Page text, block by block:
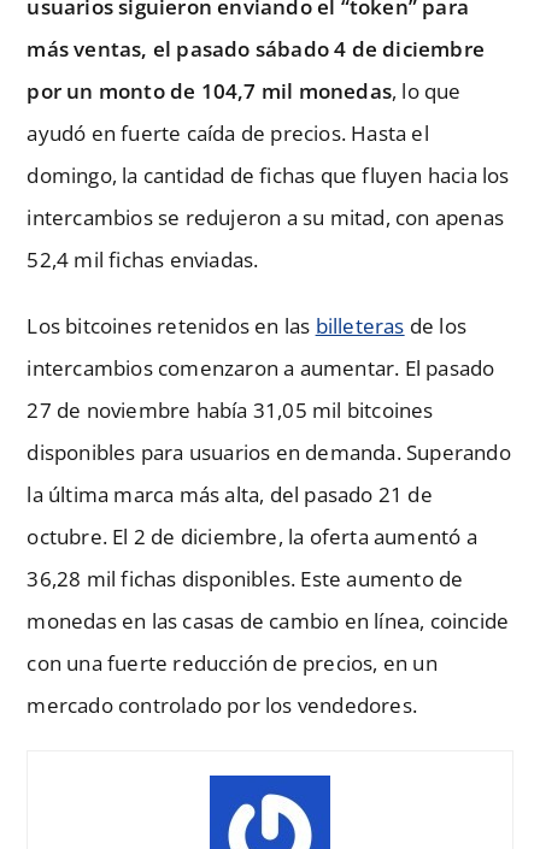
usuarios siguieron enviando el “token” para
más ventas, el pasado sábado 4 de diciembre
por un monto de 104,7 mil monedas, lo que
ayudó en fuerte caída de precios. Hasta el
domingo, la cantidad de fichas que fluyen hacia los
intercambios se redujeron a su mitad, con apenas
52,4 mil fichas enviadas.
Los bitcoines retenidos en las billeteras de los
intercambios comenzaron a aumentar. El pasado
27 de noviembre había 31,05 mil bitcoines
disponibles para usuarios en demanda. Superando
la última marca más alta, del pasado 21 de
octubre. El 2 de diciembre, la oferta aumentó a
36,28 mil fichas disponibles. Este aumento de
monedas en las casas de cambio en línea, coincide
con una fuerte reducción de precios, en un
mercado controlado por los vendedores.